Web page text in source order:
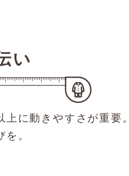
い
上に動きやすさが重要。
。